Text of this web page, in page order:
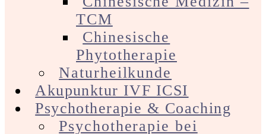
TCM
Chinesische
Phytotherapie
Naturheilkunde
Akupunktur IVF ICSI
Psychotherapie & Coaching
Psychotherapie bei